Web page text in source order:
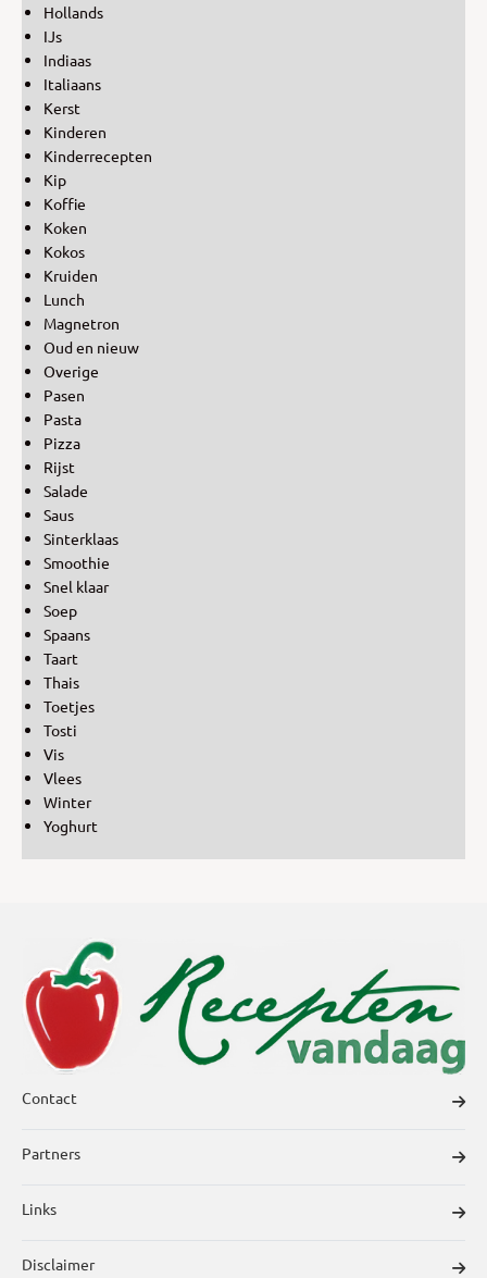
Hollands
IJs
Indiaas
Italiaans
Kerst
Kinderen
Kinderrecepten
Kip
Koffie
Koken
Kokos
Kruiden
Lunch
Magnetron
Oud en nieuw
Overige
Pasen
Pasta
Pizza
Rijst
Salade
Saus
Sinterklaas
Smoothie
Snel klaar
Soep
Spaans
Taart
Thais
Toetjes
Tosti
Vis
Vlees
Winter
Yoghurt
Contact
Partners
Links
Disclaimer